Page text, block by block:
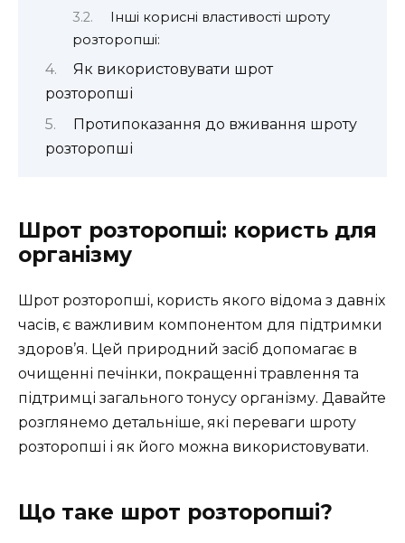
Інші корисні властивості шроту
розторопші:
Як використовувати шрот
розторопші
Протипоказання до вживання шроту
розторопші
Шрот розторопші: користь для
організму
Шрот розторопші, користь якого відома з давніх
часів, є важливим компонентом для підтримки
здоров’я. Цей природний засіб допомагає в
очищенні печінки, покращенні травлення та
підтримці загального тонусу організму. Давайте
розглянемо детальніше, які переваги шроту
розторопші і як його можна використовувати.
Що таке шрот розторопші?